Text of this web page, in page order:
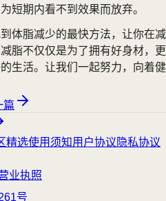
短期内看不到效果而放弃。
体脂减少的最快方法，让你在减
脂不仅仅是为了拥有好身材，更
生活。让我们一起努力，向着健
篇
精选使用须知用户协议 隐私协议
业执照
号